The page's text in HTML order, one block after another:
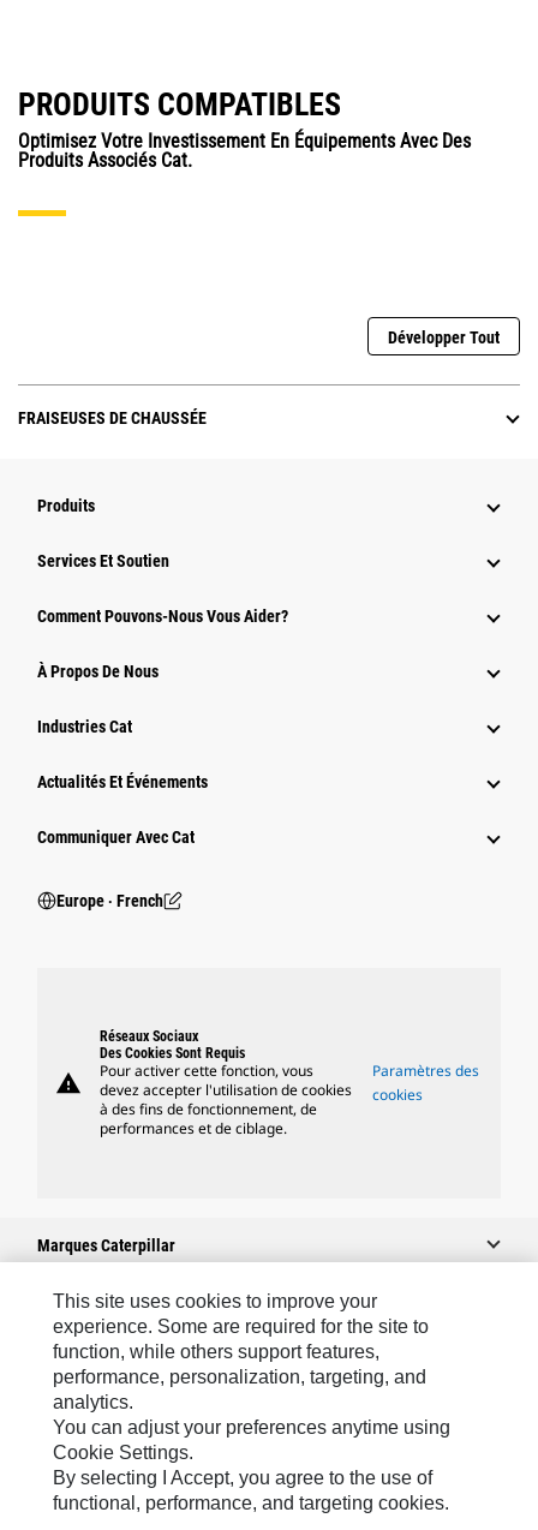
PRODUITS COMPATIBLES
Optimisez Votre Investissement En Équipements Avec Des
Produits Associés Cat.
Développer Tout
FRAISEUSES DE CHAUSSÉE
Produits
Services Et Soutien
Comment Pouvons-Nous Vous Aider?
À Propos De Nous
Industries Cat
Actualités Et Événements
Communiquer Avec Cat
Europe ‧ French
warning
Réseaux Sociaux
Des Cookies Sont Requis
Pour activer cette fonction, vous
devez accepter l'utilisation de cookies
à des fins de fonctionnement, de
performances et de ciblage.
Paramètres des
cookies
Marques Caterpillar
Caterpillar.com
Contacter Caterpillar
Mes Préférences Marketing
Plan Du Site
Cookie Settings
This site uses cookies to improve your
experience. Some are required for the site to
function, while others support features,
performance, personalization, targeting, and
analytics.
You can adjust your preferences anytime using
Cookie Settings.
By selecting I Accept, you agree to the use of
functional, performance, and targeting cookies.